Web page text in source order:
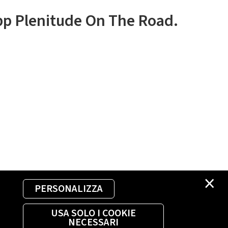
×
PERSONALIZZA
USA SOLO I COOKIE
NECESSARI
Plenitude On The Road.